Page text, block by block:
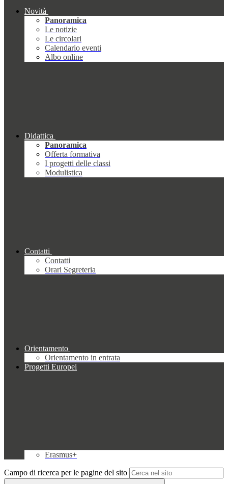
Novità
Panoramica
Le notizie
Le circolari
Calendario eventi
Albo online
Didattica
Panoramica
Offerta formativa
I progetti delle classi
Modulistica
Contatti
Contatti
Orari Segreteria
Orientamento
Orientamento in entrata
Progetti Europei
Erasmus+
Campo di ricerca per le pagine del sito